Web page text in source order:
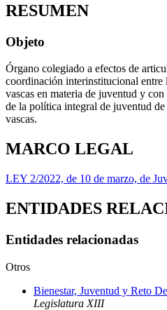
RESUMEN
Objeto
Órgano colegiado a efectos de
coordinación interinstitucional entre
vascas en materia de juventud y
de la política integral de juventud
vascas.
MARCO LEGAL
LEY 2/2022, de 10 de marzo, de
ENTIDADES
Entidades relacionadas
Otros
Bienestar, Juventud y Reto
Legislatura XIII